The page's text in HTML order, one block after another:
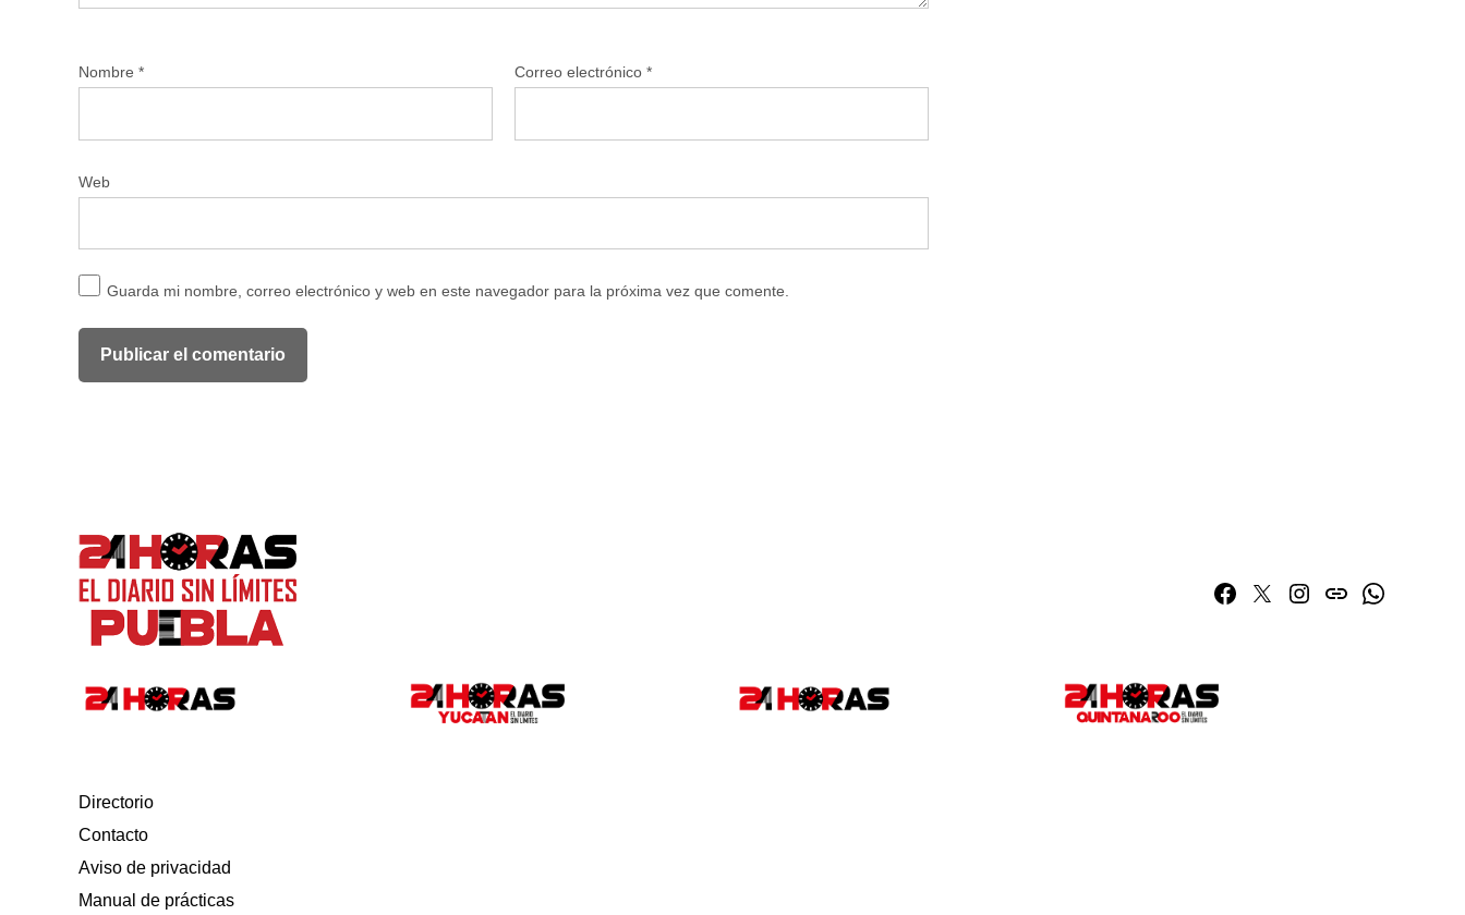
Nombre * Correo electrónico *
Web
Guarda mi nombre, correo electrónico y web en este navegador para la próxima vez que comente.
Facebook
TwitterInstagram
issuuWhatsapp
Directorio
Contacto
Aviso de privacidad
Manual de prácticas